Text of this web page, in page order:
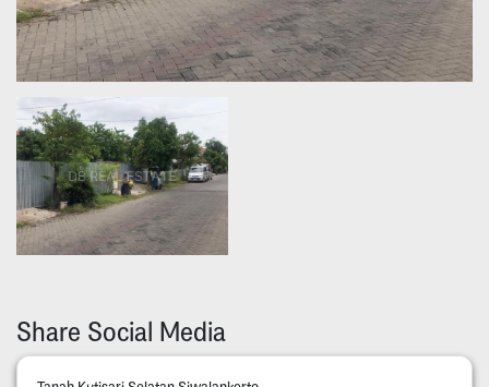
Share Social Media